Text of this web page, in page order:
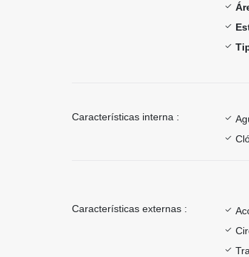
Características interna :
Características externas :